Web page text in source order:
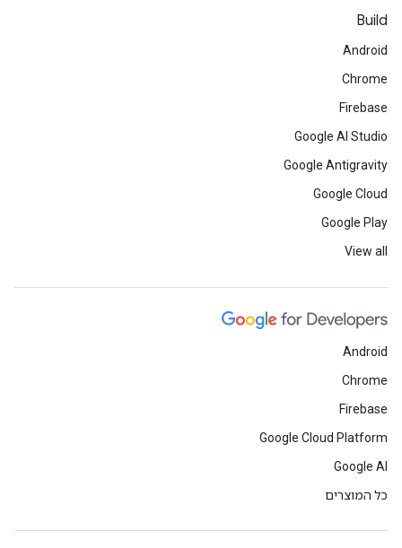
Build
Android
Chrome
Firebase
Google AI Studio
Google Antigravity
Google Cloud
Google Play
View all
Android
Chrome
Firebase
Google Cloud Platform
Google AI
כל המוצרים